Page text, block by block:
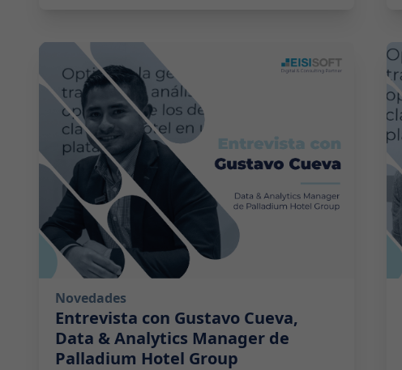
2024-02-15 10:00:00
Novedades
Entrevista con Gustavo Cueva,
Data & Analytics Manager de
Palladium Hotel Group